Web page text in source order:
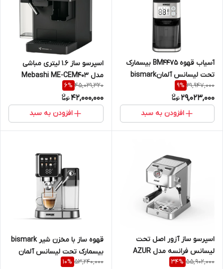
آسیاب قهوه BM4475 بیسمارک
تحت لیسانس آلمانbismark
31,947,000
9%
29,023,000
افزودن به سبد
اسپرسو ساز 1.6 لیتری مباشی
مدل Mebashi ME-CEM403
45,031,320
6%
42,000,000
افزودن به سبد
اسپرسو ساز آزور اصل تحت
لیسانس فرانسه مدل AZUR
AZ-644EM
55,902,000
34%
قهوه ساز با مخزن شیر bismark
بیسمارک تحت لیسانس آلمان
BMC850
53,240,000
10%